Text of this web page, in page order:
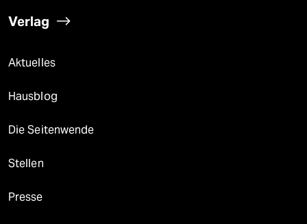
Verlag
Aktuelles
Hausblog
Die Seitenwende
Stellen
Presse